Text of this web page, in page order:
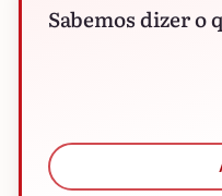
Sabemos dizer o